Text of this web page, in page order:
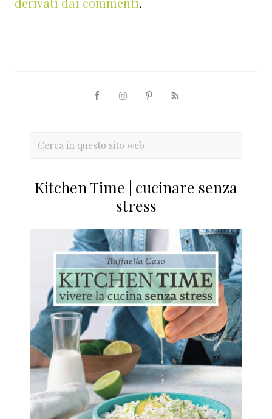
primaria
Cerca
sito
Kitchen Time | cucinare senza
stress